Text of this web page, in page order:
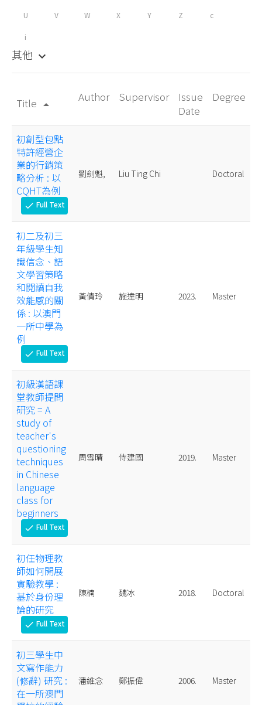
U V W X Y Z c
i
其他 keyboard_arrow_down
Title arrow_drop_up
Author Supervisor
Issue
Date
Degree
初創型包點
特許經營企
業的行銷策
略分析 : 以
CQHT為例
check Full Text
劉劍魁, Liu Ting Chi Doctoral
初二及初三
年級學生知
識信念、語
文學習策略
和閱讀自我
效能感的關
係 : 以澳門
一所中學為
例
check Full Text
黃倩玲 施達明 2023. Master
初級漢語課
堂教師提問
研究 = A
study of
teacher's
questioning
techniques
in Chinese
language
class for
beginners
check Full Text
周雪晴 侍建國 2019. Master
初任物理教
師如何開展
實驗教學 :
基於身份理
論的研究
check Full Text
陳楠 魏冰 2018. Doctoral
初三學生中
文寫作能力
(修辭) 研究 :
在一所澳門
潘維念 鄭振偉 2006. Master